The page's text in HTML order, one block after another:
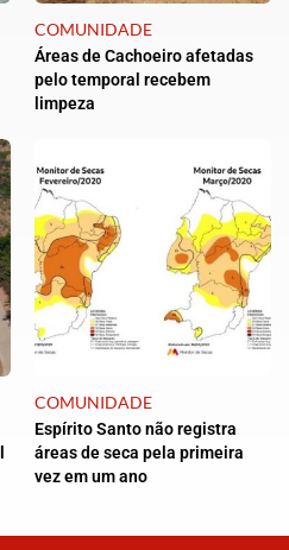
COMUNIDADE
Áreas de Cachoeiro afetadas
pelo temporal recebem
limpeza
COMUNIDADE
Espírito Santo não registra
áreas de seca pela primeira
vez em um ano